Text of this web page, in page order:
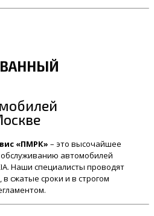
«ПМРК» – это высочайшее
обслуживанию автомобилей
Наши специалисты проводят
сжатые сроки и в строгом